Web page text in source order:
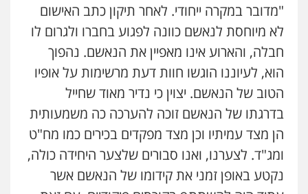
"מדובר במקרה ייחודי. לאחר תיקון כתב האישום
לא מיוחסת לנאשם כוונה לפגוע בחברו ולגרום לו
חבלה, והארוע אינו מאפיין את הנאשם. נהפוך
הוא, לעיוננו הוגשו חוות דעת מרשימות על אופיו
הטוב של הנאשם. יצוין כי נדיר מאוד שחייל
בדרגתו של הנאשם זוכה להערכה כה משמעותית
הן מצד עמיתיו וכן מצד מפקדים בכירים כמו מח"ט
ומג"ד. לצערנו, ואנו סבורים שלצער היחידה כולה,
נקטע באופן זמני את קידומו של הנאשם אשר